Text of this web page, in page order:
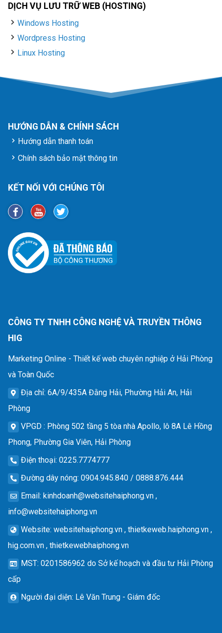
DỊCH VỤ LƯU TRỮ WEB (HOSTING)
Windows Hosting
Wordpress Hosting
Linux Hosting
HƯỚNG DẪN & CHÍNH SÁCH
Hướng dẫn thanh toán
Chính sách bảo mật thông tin
KẾT NỐI VỚI CHÚNG TÔI
CÔNG TY TNHH CÔNG NGHỆ VÀ TRUYỀN THÔNG
HIG
Marketing Online - Thiết kế web chuyên nghiệp ở Hải Phòng
và Toàn Quốc
Địa chỉ: 6A/9/435A Đằng Hải, Phường Hải An, Hải
Phòng
VPGD : Phòng 502 tầng 5 tòa nhà Apollo, lô 8A Lê Hồng
Phong, Phường Gia Viên, Hải Phòng
Điện thoại: 0225.7774777
Đường dây nóng: 0904.945.840 / 0888.876.444
Email: kinhdoanh@websitehaiphong.vn ,
info@websitehaiphong.vn
Website: websitehaiphong.vn , thietkeweb.haiphong.vn ,
hig.com.vn , thietkewebhaiphong.vn
MST: 0201586962 do Sở kế hoạch và đầu tư Hải Phòng
cấp
Người đại diện: Lê Văn Trung - Giám đốc